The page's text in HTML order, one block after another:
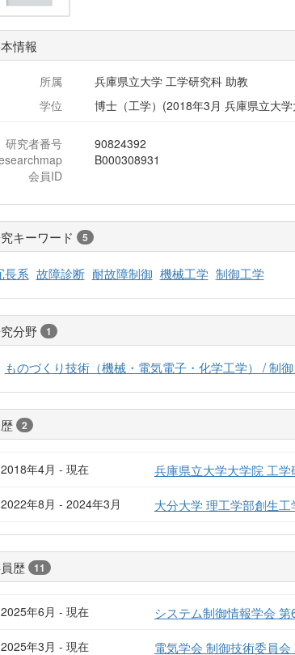
情報
所属
兵庫県立大学 工学研究科 助教
学位
博士（工学）(2018年3月 兵庫県立大
研究者番号 90824392
会員ID
B000308931
キーワード 5
長系 故障診断 耐故障制御 機械工学 制御工学
分野 1
ものづくり技術（機械・電気電子・化学工学） / 制
2
2018年4月 - 現在 兵庫県立大学大学院 工
2022年8月 - 2024年3月 大分大学 理工学部創生
歴 11
2025年6月 - 現在 システム制御情報学会
2025年3月 - 現在 電気学会 制御技術委員